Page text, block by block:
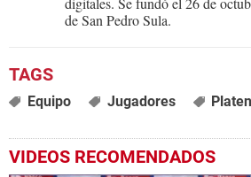
de San Pedro Sula.
Equipo Jugadores
VIDEOS RECOMENDADOS